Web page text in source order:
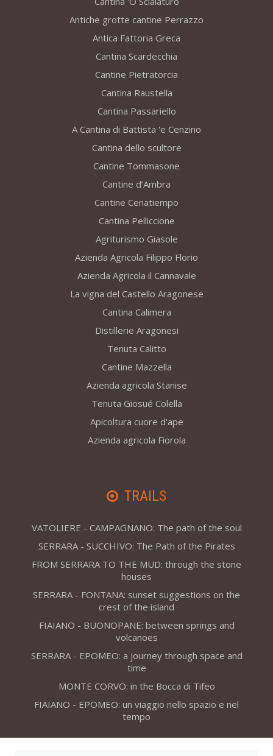
Antiche grotte cantine Perrazzo
Antica Fattoria Greca
Cantina Scardecchia
Cantine Pietratorcia
Cantina Raustella
Cantina Passariello
A Cantina di Battista 'e Cenzino
Cantina dello scultore
Cantine Tommasone
Cantine d’Ambra
Cantine Cenatiempo
Cantina Pelliccione
Agriturismo Giasole
Azienda Agricola Filippo Florio
Azienda Agricola il Cannavale
La vigna del Castello Aragonese
Cantina Calimera
Distillerie Aragonesi
Tenuta Calitto
Cantine Mazzella
Azienda agricola Stanise
Tenuta Giosué Colella
Apicoltura cuore d'ape
Azienda agricola Fiorola
TRAILS
VATOLIERE - CAMPAGNANO: The path of the soul
SERRARA - SUCCHIVO: The Path of the Pirates
FROM SERRARA TO THE MUD: through the stone
houses
SERRARA - FONTANA: sunset suggestions on the
crest of the island
FIAIANO - BUONOPANE: between springs and
volcanoes
SERRARA - EPOMEO: a journey through space and
time
MONTE CORVO: in the Bocca di Tifeo
FIAIANO - EPOMEO: un viaggio nello spazio e nel
tempo